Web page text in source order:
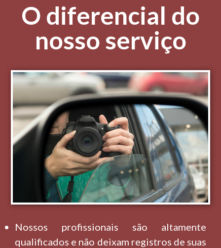
O diferencial do
nosso serviço
Nossos profissionais são altamente
qualificados e não deixam registros de suas